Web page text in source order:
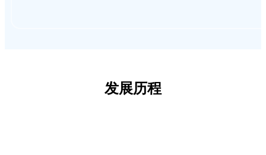
发展历程